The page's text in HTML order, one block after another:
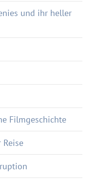
und ihr heller
Filmgeschichte